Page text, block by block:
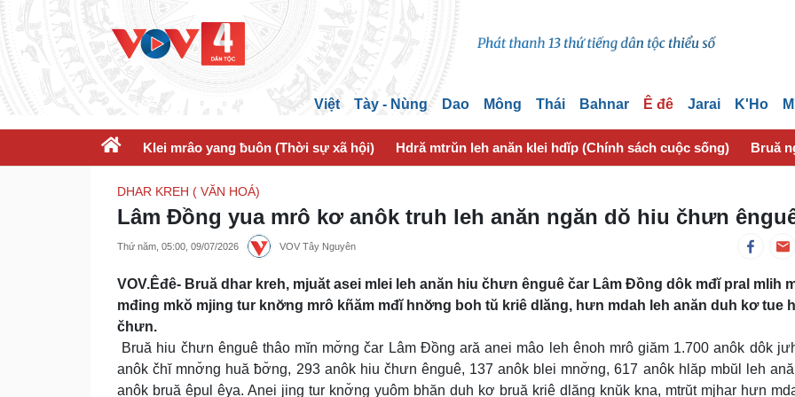
Việt Tày - Nùng Dao Mông Thái Bahnar Ê đê Jarai K'Ho
Klei mrâo yang ƀuôn (Thời sự xã hội) Hdră mtrŭn leh anăn klei hdĭp (Chính sách cuộc sống) Bruă
DHAR KREH ( VĂN HOÁ)
Lâm Đồng yua mrô kơ anôk truh leh anăn ngăn dŏ hiu čhưn
Thứ năm, 05:00, 09/07/2026 VOV Tây Nguyên
VOV.Êđê- Bruă dhar kreh, mjuăt asei mlei leh anăn hiu čhưn ênguê čar Lâm Đồng dôk mđĭ pral mlih
mđing mkŏ mjing tur knơ̆ng mrô kñăm mđĭ hnơ̆ng boh tŭ kriê dlăng, hưn mdah leh anăn duh kơ tue
čhưn.
Bruă hiu čhưn ênguê thâo mĭn mơ̆ng čar Lâm Đồng ară anei mâo leh ênoh mrô giăm 1.700 anôk dôk
anôk čhĭ mnơ̆ng huă ƀơ̆ng, 293 anôk hiu čhưn ênguê, 137 anôk blei mnơ̆ng, 617 anôk hlăp mbŭl leh
anôk bruă êpul êya. Anei jing tur knơ̆ng yuôm bhăn duh kơ bruă kriê dlăng knŭk kna, mtrŭt mjhar hưn